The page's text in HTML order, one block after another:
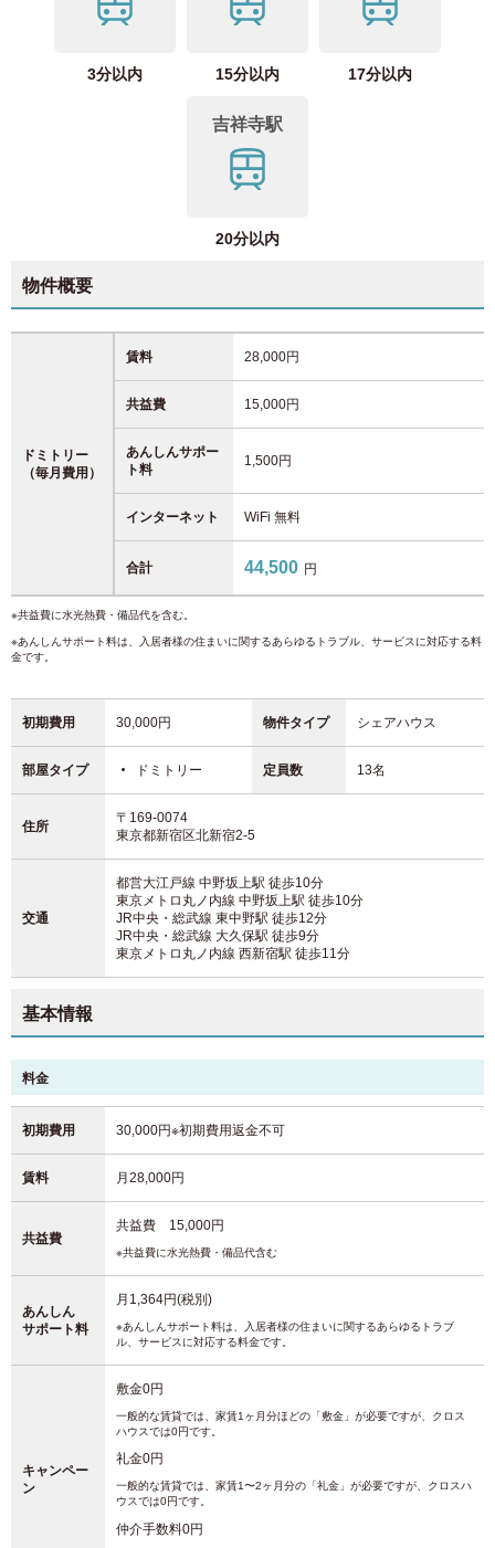
3分以内 15分以内 17分以内
吉祥寺駅
20分以内
物件概要
ドミトリー
（毎月費用）
賃料 28,000円
共益費 15,000円
あんしんサポー
ト料
1,500円
インターネット WiFi 無料
合計 44,500 円
※共益費に水光熱費・備品代を含む。
※あんしんサポート料は、入居者様の住まいに関するあらゆるトラブル、サービスに対応する料
金です。
初期費用 30,000円 物件タイプ シェアハウス
部屋タイプ ドミトリー 定員数 13名
住所
〒169-0074
東京都新宿区北新宿2-5
交通
都営大江戸線 中野坂上駅 徒歩10分
東京メトロ丸ノ内線 中野坂上駅 徒歩10分
JR中央・総武線 東中野駅 徒歩12分
JR中央・総武線 大久保駅 徒歩9分
東京メトロ丸ノ内線 西新宿駅 徒歩11分
基本情報
料金
初期費用 30,000円※初期費用返金不可
賃料 月28,000円
共益費
共益費 15,000円
※共益費に水光熱費・備品代含む
あんしん
サポート料
月1,364円(税別)
※あんしんサポート料は、入居者様の住まいに関するあらゆるトラブ
ル、サービスに対応する料金です。
キャンペー
ン
敷金0円
一般的な賃貸では、家賃1ヶ月分ほどの「敷金」が必要ですが、クロス
ハウスでは0円です。
礼金0円
一般的な賃貸では、家賃1〜2ヶ月分の「礼金」が必要ですが、クロスハ
ウスでは0円です。
仲介手数料0円